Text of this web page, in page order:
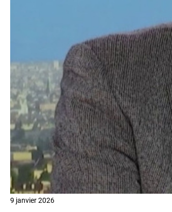
9 janvier 2026